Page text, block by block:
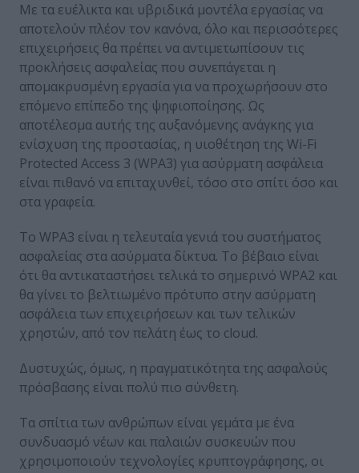
Με τα ευέλικτα και υβριδικά μοντέλα εργασίας να
αποτελούν πλέον τον κανόνα, όλο και περισσότερες
επιχειρήσεις θα πρέπει να αντιμετωπίσουν τις
προκλήσεις ασφαλείας που συνεπάγεται η
απομακρυσμένη εργασία για να προχωρήσουν στο
επόμενο επίπεδο της ψηφιοποίησης. Ως
αποτέλεσμα αυτής της αυξανόμενης ανάγκης για
ενίσχυση της προστασίας, η υιοθέτηση της Wi-Fi
Protected Access 3 (WPA3) για ασύρματη ασφάλεια
είναι πιθανό να επιταχυνθεί, τόσο στο σπίτι όσο και
στα γραφεία.
Το WPA3 είναι η τελευταία γενιά του συστήματος
ασφαλείας στα ασύρματα δίκτυα. Το βέβαιο είναι
ότι θα αντικαταστήσει τελικά το σημερινό WPA2 και
θα γίνει το βελτιωμένο πρότυπο στην ασύρματη
ασφάλεια των επιχειρήσεων και των τελικών
χρηστών, από τον πελάτη έως το cloud.
Δυστυχώς, όμως, η πραγματικότητα της ασφαλούς
πρόσβασης είναι πολύ πιο σύνθετη.
Τα σπίτια των ανθρώπων είναι γεμάτα με ένα
συνδυασμό νέων και παλαιών συσκευών που
χρησιμοποιούν τεχνολογίες κρυπτογράφησης, οι